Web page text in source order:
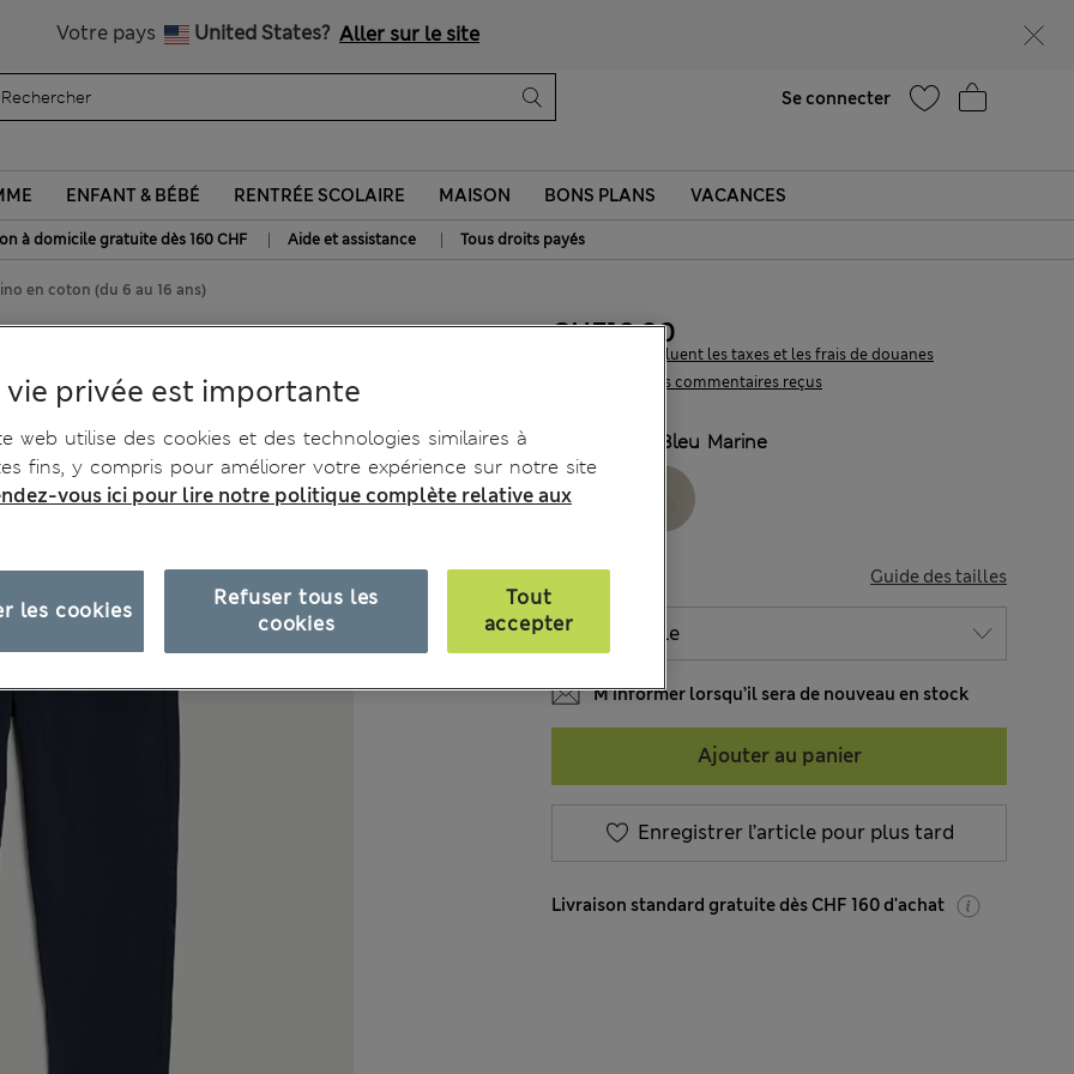
Votre pays United States? Aller sur le site
Se connecter
ENFANT & BÉBÉ RENTRÉE SCOLAIRE MAISON BONS PLANS VACANCES
à domicile gratuite dès 160 CHF | Aide et assistance | Tous droits payés
en coton (du 6 au 16 ans)
95 les commentaires reçus
CHF18.90
Tous les prix incluent les taxes et les frais de douanes
Bleu Marine
TAILLE Guide des tailles
M’informer lorsqu’il sera de nouveau en stock
Ajouter au panier
Enregistrer l’article pour plus tard
Livraison standard gratuite dès CHF 160 d'achat
vie privée est importante
web utilise des cookies et des technologies similaires à
fins, y compris pour améliorer votre expérience sur notre site
vous ici pour lire notre politique complète relative aux
Refuser tous les
cookies
Tout
accepter
les cookies